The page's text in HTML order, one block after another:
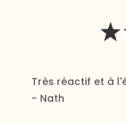
Très réactif et à
- Nath